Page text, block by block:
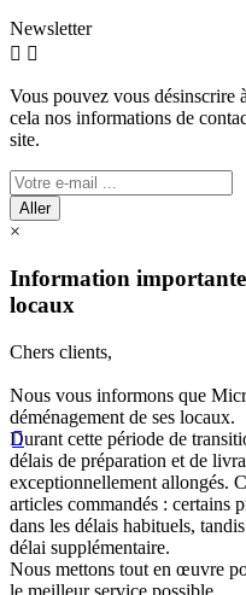
Newsletter
 
Vous pouvez vous désinscrire
cela nos informations de
site.
Aller
×
Information importante
locaux
Chers clients,
Nous vous informons que
déménagement de ses locaux.
Durant cette période de
délais de préparation et de
exceptionnellement allongés.
articles commandés : certains
dans les délais habituels,
délai supplémentaire.
Nous mettons tout en œuvre
le meilleur service possible.
